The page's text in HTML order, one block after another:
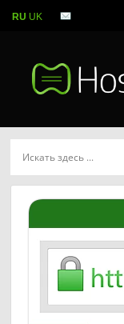
RU UK